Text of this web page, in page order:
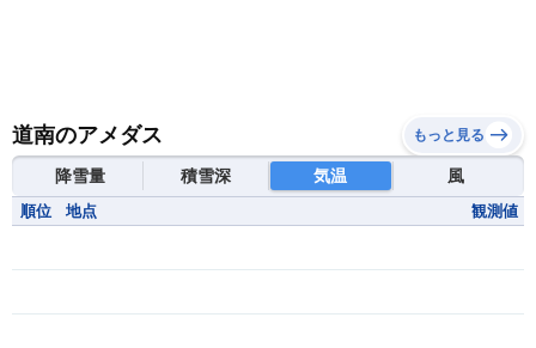
道南のアメダス もっと見る
降雪量 積雪深 気温 風
順位 地点 観測値